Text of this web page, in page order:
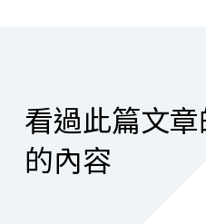
看過此篇文
的內容